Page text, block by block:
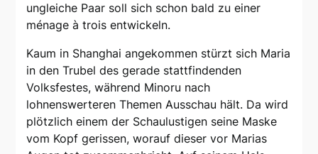
ungleiche Paar soll sich schon bald zu einer
ménage à trois entwickeln.
Kaum in Shanghai angekommen stürzt sich Maria
in den Trubel des gerade stattfindenden
Volksfestes, während Minoru nach
lohnenswerteren Themen Ausschau hält. Da wird
plötzlich einem der Schaulustigen seine Maske
vom Kopf gerissen, worauf dieser vor Marias